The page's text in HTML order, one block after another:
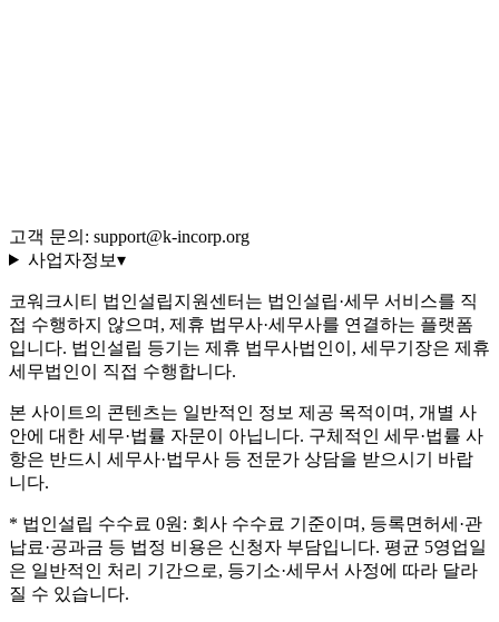
고객 문의: support@k-incorp.org
사업자정보▾
코워크시티 법인설립지원센터는 법인설립·세무 서비스를 직
접 수행하지 않으며, 제휴 법무사·세무사를 연결하는 플랫폼
입니다. 법인설립 등기는 제휴 법무사법인이, 세무기장은 제휴
세무법인이 직접 수행합니다.
본 사이트의 콘텐츠는 일반적인 정보 제공 목적이며, 개별 사
안에 대한 세무·법률 자문이 아닙니다. 구체적인 세무·법률 사
항은 반드시 세무사·법무사 등 전문가 상담을 받으시기 바랍
니다.
* 법인설립 수수료 0원: 회사 수수료 기준이며, 등록면허세·관
납료·공과금 등 법정 비용은 신청자 부담입니다. 평균 5영업일
은 일반적인 처리 기간으로, 등기소·세무서 사정에 따라 달라
질 수 있습니다.